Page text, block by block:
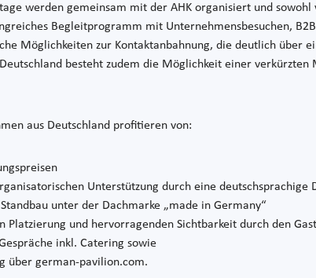
werden gemeinsam mit der AHK organisiert und
Begleitprogramm mit Unternehmensbesuchen,
Möglichkeiten zur Kontaktanbahnung, die deutlich über
besteht zudem die Möglichkeit einer
aus Deutschland profitieren von:
Unterstützung durch eine deutschsprachige
unter der Dachmarke „made in Germany“
Platzierung und hervorragenden Sichtbarkeit durch den
inkl. Catering sowie
über german-pavilion.com.